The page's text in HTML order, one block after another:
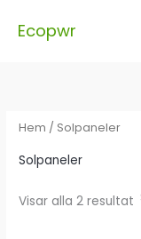
Ecopwr
Hem / Solpaneler
Solpaneler
Visar alla 2 resultat